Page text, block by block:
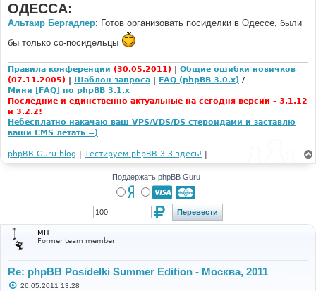
ОДЕССА:
Альтаир Бергадлер: Готов организовать посиделки в Одессе, были
бы только со-посидельцы
Правила конференции (30.05.2011) | Общие ошибки новичков
(07.11.2005) | Шаблон запроса | FAQ (phpBB 3.0.x) /
Мини [FAQ] по phpBB 3.1.x
Последние и единственно актуальные на сегодня версии - 3.1.12
и 3.2.2!
Небесплатно накачаю ваш VPS/VDS/DS стероидами и заставлю
ваши CMS летать =)
phpBB Guru blog | Тестируем phpBB 3.3 здесь! |
Поддержать phpBB Guru
MIT
Former team member
Re: phpBB Posidelki Summer Edition - Москва, 2011
С26.05.2011 13:28